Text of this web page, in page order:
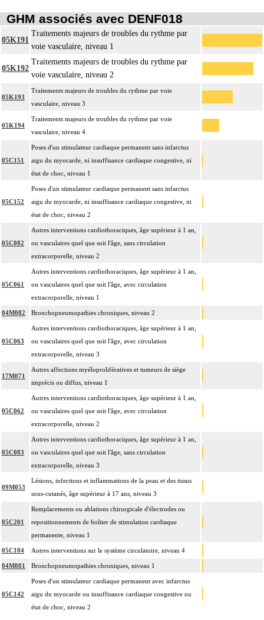
GHM associés avec DENF018
05K191
Traitements majeurs de troubles du rythme par
voie vasculaire, niveau 1
05K192
Traitements majeurs de troubles du rythme par
voie vasculaire, niveau 2
05K193
Traitements majeurs de troubles du rythme par voie
vasculaire, niveau 3
05K194
Traitements majeurs de troubles du rythme par voie
vasculaire, niveau 4
05C151
Poses d'un stimulateur cardiaque permanent sans infarctus
aigu du myocarde, ni insuffisance cardiaque congestive, ni
état de choc, niveau 1
05C152
Poses d'un stimulateur cardiaque permanent sans infarctus
aigu du myocarde, ni insuffisance cardiaque congestive, ni
état de choc, niveau 2
05C082
Autres interventions cardiothoraciques, âge supérieur à 1 an,
ou vasculaires quel que soit l'âge, sans circulation
extracorporelle, niveau 2
05C061
Autres interventions cardiothoraciques, âge supérieur à 1 an,
ou vasculaires quel que soit l'âge, avec circulation
extracorporelle, niveau 1
04M082 Bronchopneumopathies chroniques, niveau 2
05C063
Autres interventions cardiothoraciques, âge supérieur à 1 an,
ou vasculaires quel que soit l'âge, avec circulation
extracorporelle, niveau 3
17M071
Autres affections myéloprolifératives et tumeurs de siège
imprécis ou diffus, niveau 1
05C062
Autres interventions cardiothoraciques, âge supérieur à 1 an,
ou vasculaires quel que soit l'âge, avec circulation
extracorporelle, niveau 2
05C083
Autres interventions cardiothoraciques, âge supérieur à 1 an,
ou vasculaires quel que soit l'âge, sans circulation
extracorporelle, niveau 3
09M053
Lésions, infections et inflammations de la peau et des tissus
sous-cutanés, âge supérieur à 17 ans, niveau 3
05C201
Remplacements ou ablations chirurgicale d'électrodes ou
repositionnements de boîtier de stimulation cardiaque
permanente, niveau 1
05C184 Autres interventions sur le système circulatoire, niveau 4
04M081 Bronchopneumopathies chroniques, niveau 1
05C142
Poses d'un stimulateur cardiaque permanent avec infarctus
aigu du myocarde ou insuffisance cardiaque congestive ou
état de choc, niveau 2